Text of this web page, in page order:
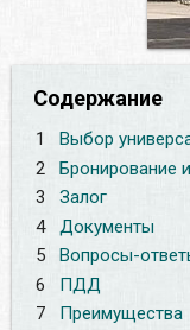
Содержание
1
Выбор
2
Бронирование
3
Залог
4
Документы
5
Вопросы-
6
ПДД
7
Преимущества